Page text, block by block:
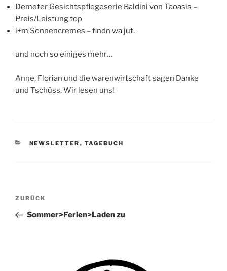
Demeter Gesichtspflegeserie Baldini von Taoasis –
Preis/Leistung top
i+m Sonnencremes – findn wa jut.
und noch so einiges mehr…
Anne, Florian und die warenwirtschaft sagen Danke
und Tschüss. Wir lesen uns!
KATEGORIEN
NEWSLETTER , TAGEBUCH
Beitragsnavigation
Vorheriger
Beitrag
ZURÜCK
Sommer>Ferien>Laden zu